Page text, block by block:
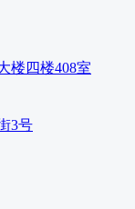
楼四楼408室
3号